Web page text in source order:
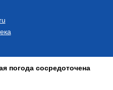
погода сосредоточена